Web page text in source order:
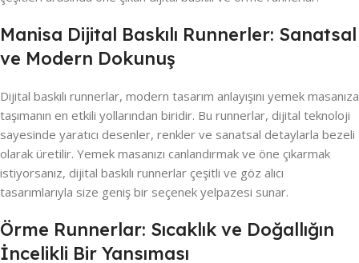
Manisa Dijital Baskılı Runnerler: Sanatsal
ve Modern Dokunuş
Dijital baskılı runnerlar, modern tasarım anlayışını yemek masanıza
taşımanın en etkili yollarından biridir. Bu runnerlar, dijital teknoloji
sayesinde yaratıcı desenler, renkler ve sanatsal detaylarla bezeli
olarak üretilir. Yemek masanızı canlandırmak ve öne çıkarmak
istiyorsanız, dijital baskılı runnerlar çeşitli ve göz alıcı
tasarımlarıyla size geniş bir seçenek yelpazesi sunar.
Örme Runnerlar: Sıcaklık ve Doğallığın
İncelikli Bir Yansıması